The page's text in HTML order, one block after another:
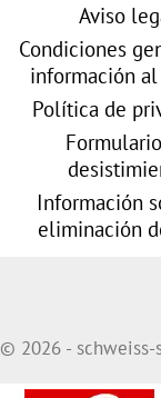
Aviso
Condiciones
información
Política de
Información
eliminación
© 2026 - schweiss-